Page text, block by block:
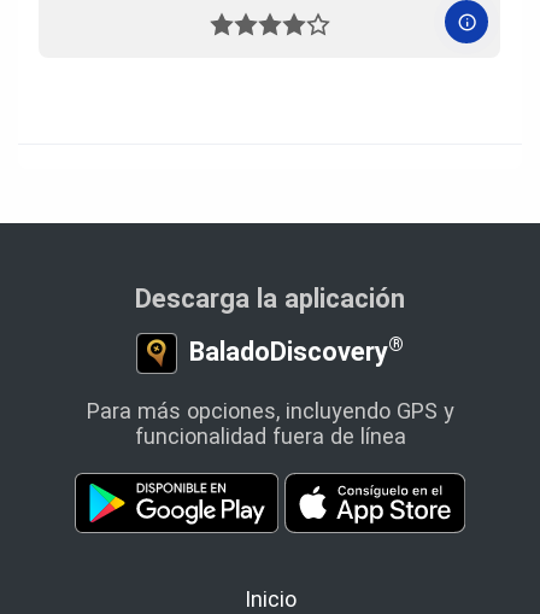
Descarga la aplicación
BaladoDiscovery®
Para más opciones, incluyendo GPS y
funcionalidad fuera de línea
Inicio